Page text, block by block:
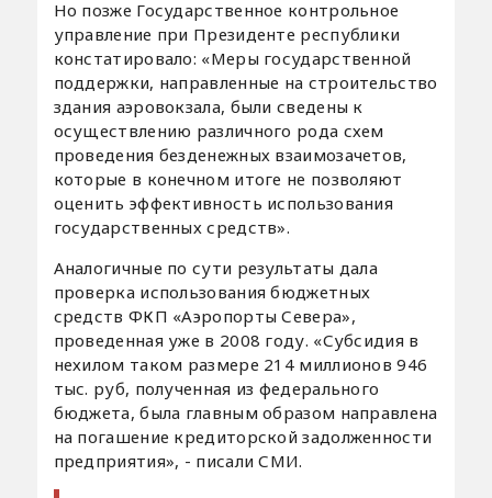
Но позже Государственное контрольное
управление при Президенте республики
констатировало: «Меры государственной
поддержки, направленные на строительство
здания аэровокзала, были сведены к
осуществлению различного рода схем
проведения безденежных взаимозачетов,
которые в конечном итоге не позволяют
оценить эффективность использования
государственных средств».
Аналогичные по сути результаты дала
проверка использования бюджетных
средств ФКП «Аэропорты Севера»,
проведенная уже в 2008 году. «Субсидия в
нехилом таком размере 214 миллионов 946
тыс. руб, полученная из федерального
бюджета, была главным образом направлена
на погашение кредиторской задолженности
предприятия», - писали СМИ.